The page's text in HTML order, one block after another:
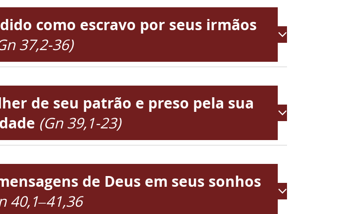
como escravo por seus irmãos
37,2-36)
de seu patrão e preso pela sua
(Gn 39,1-23)
de Deus em seus sonhos
40,1–41,36